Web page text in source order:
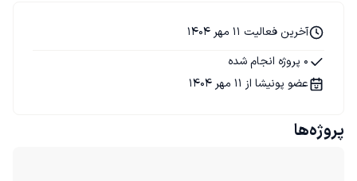
آخرین فعالیت 11 مهر 1404
0 پروژه انجام شده
عضو پونیشا از 11 مهر 1404
پروژه‌ها